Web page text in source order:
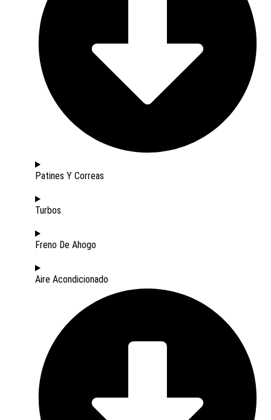
Patines Y Correas
Turbos
Freno De Ahogo
Aire Acondicionado